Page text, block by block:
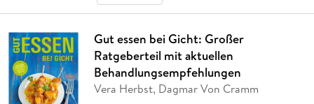
Gut essen bei Gicht: Großer
Ratgeberteil mit aktuellen
Behandlungsempfehlungen
Vera Herbst, Dagmar Von Cramm